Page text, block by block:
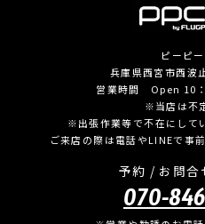
ピーピ
兵庫県西宮市西波
営業時間 Open 10
※当店は不
※出張作業等で不在にして
ご来店の際は電話やLINEで事
予約 / お問合
070-